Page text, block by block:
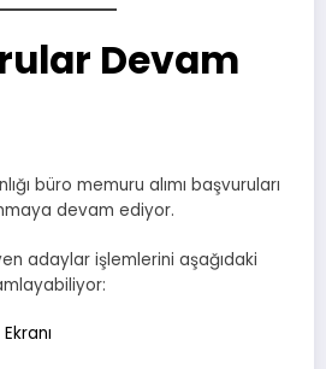
Devam
büro memuru alımı başvuruları
devam ediyor.
adaylar işlemlerini aşağıdaki